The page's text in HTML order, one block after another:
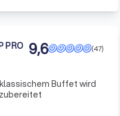
PRO (47)
9,6
Buffet wird